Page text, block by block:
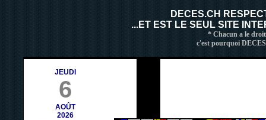
DECES.CH
...ET EST LE SEUL SITE
* Chacun a le
c'est pourquoi
JEUDI
6
AOÛT
2026